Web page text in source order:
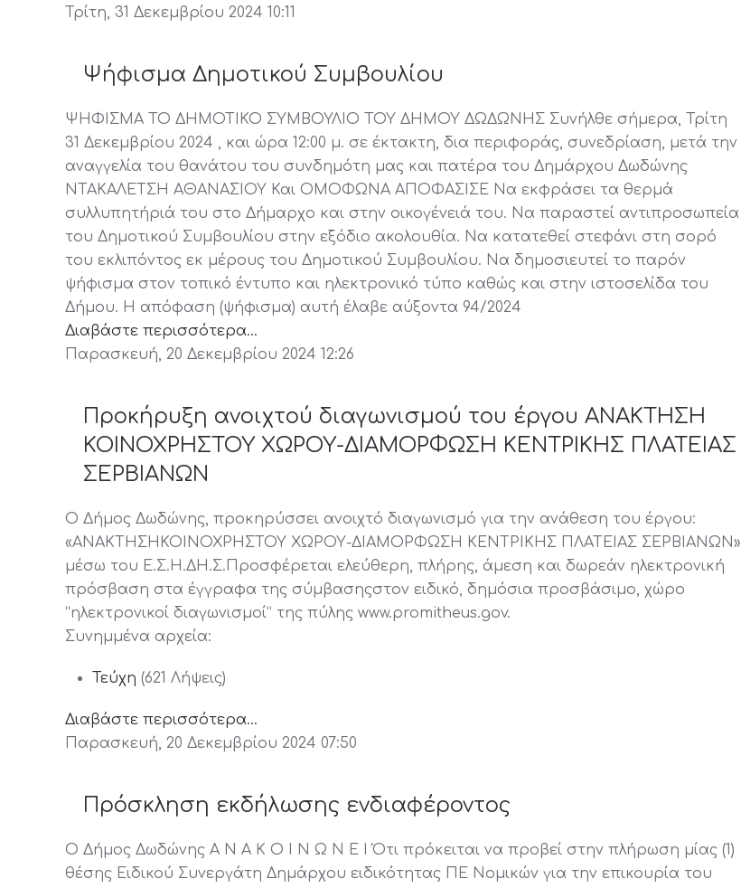
Τρίτη, 31 Δεκεμβρίου 2024 10:11
Ψήφισμα Δημοτικού Συμβουλίου
ΨΗΦΙΣΜΑ ΤΟ ΔΗΜΟΤΙΚΟ ΣΥΜΒΟΥΛΙΟ ΤΟΥ ΔΗΜΟΥ ΔΩΔΩΝΗΣ Συνήλθε σήμερα, Τρίτη
31 Δεκεμβρίου 2024 , και ώρα 12:00 μ. σε έκτακτη, δια περιφοράς, συνεδρίαση, μετά την
αναγγελία του θανάτου του συνδημότη μας και πατέρα του Δημάρχου Δωδώνης
ΝΤΑΚΑΛΕΤΣΗ ΑΘΑΝΑΣΙΟΥ Και ΟΜΟΦΩΝΑ ΑΠΟΦΑΣΙΣΕ Να εκφράσει τα θερμά
συλλυπητήριά του στο Δήμαρχο και στην οικογένειά του. Να παραστεί αντιπροσωπεία
του Δημοτικού Συμβουλίου στην εξόδιο ακολουθία. Να κατατεθεί στεφάνι στη σορό
του εκλιπόντος εκ μέρους του Δημοτικού Συμβουλίου. Να δημοσιευτεί το παρόν
ψήφισμα στον τοπικό έντυπο και ηλεκτρονικό τύπο καθώς και στην ιστοσελίδα του
Δήμου. Η απόφαση (ψήφισμα) αυτή έλαβε αύξοντα 94/2024
Διαβάστε περισσότερα...
Παρασκευή, 20 Δεκεμβρίου 2024 12:26
Προκήρυξη ανοιχτού διαγωνισμού του έργου ΑΝΑΚΤΗΣΗ
ΚΟΙΝΟΧΡΗΣΤΟΥ ΧΩΡΟΥ-ΔΙΑΜΟΡΦΩΣΗ ΚΕΝΤΡΙΚΗΣ ΠΛΑΤΕΙΑΣ
ΣΕΡΒΙΑΝΩΝ
Ο Δήμος Δωδώνης, προκηρύσσει ανοιχτό διαγωνισμό για την ανάθεση του έργου:
«ΑΝΑΚΤΗΣΗΚΟΙΝΟΧΡΗΣΤΟΥ ΧΩΡΟΥ-ΔΙΑΜΟΡΦΩΣΗ ΚΕΝΤΡΙΚΗΣ ΠΛΑΤΕΙΑΣ ΣΕΡΒΙΑΝΩΝ»
μέσω του Ε.Σ.Η.ΔΗ.Σ.Προσφέρεται ελεύθερη, πλήρης, άμεση και δωρεάν ηλεκτρονική
πρόσβαση στα έγγραφα της σύμβασηςστον ειδικό, δημόσια προσβάσιμο, χώρο
“ηλεκτρονικοί διαγωνισμοί” της πύλης www.promitheus.gov.
Συνημμένα αρχεία:
Τεύχη (621 Λήψεις)
Διαβάστε περισσότερα...
Παρασκευή, 20 Δεκεμβρίου 2024 07:50
Πρόσκληση εκδήλωσης ενδιαφέροντος
Ο Δήμος Δωδώνης Α Ν Α Κ Ο Ι Ν Ω Ν Ε Ι Ότι πρόκειται να προβεί στην πλήρωση μίας (1)
θέσης Ειδικού Συνεργάτη Δημάρχου ειδικότητας ΠΕ Νομικών για την επικουρία του